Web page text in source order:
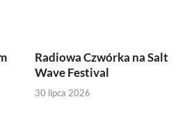
Radiowa Czwórka na Salt
Wave Festival
30 lipca 2026